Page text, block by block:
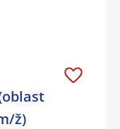
ž)